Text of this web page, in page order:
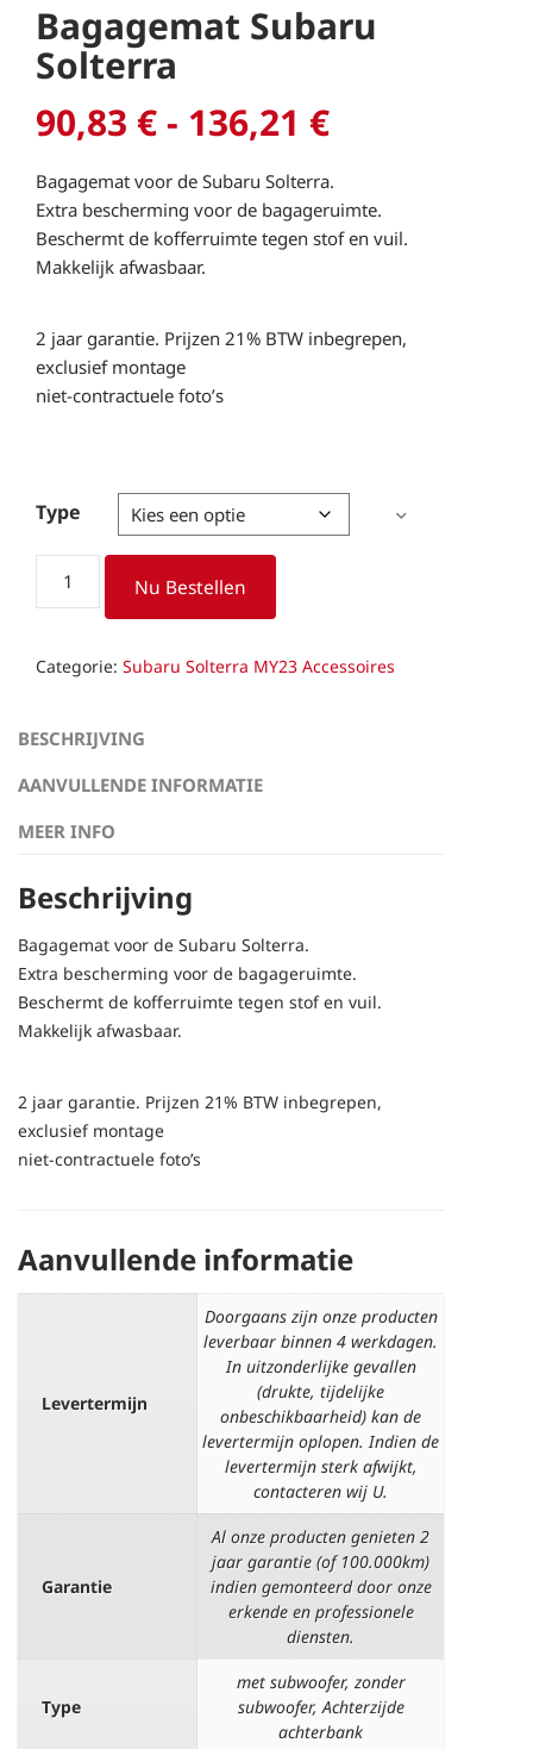
Bagagemat Subaru
Solterra
90,83 €- 136,21 €Prijsklasse:
tot
136,21 €
Bagagemat voor de Subaru Solterra.
Extra bescherming voor de bagageruimte.
Beschermt de kofferruimte tegen stof en vuil.
Makkelijk afwasbaar.
2 jaar garantie. Prijzen 21% BTW inbegrepen,
exclusief montage
niet-contractuele foto’s
Type
Subaru
Nu Bestellen
Categorie: Subaru Solterra MY23 Accessoires
BESCHRIJVING
AANVULLENDE INFORMATIE
MEER INFO
Beschrijving
Bagagemat voor de Subaru Solterra.
Extra bescherming voor de bagageruimte.
Beschermt de kofferruimte tegen stof en vuil.
Makkelijk afwasbaar.
2 jaar garantie. Prijzen 21% BTW inbegrepen,
exclusief montage
niet-contractuele foto’s
Aanvullende informatie
Levertermijn
Doorgaans zijn onze producten
leverbaar binnen 4 werkdagen.
In uitzonderlijke gevallen
(drukte, tijdelijke
onbeschikbaarheid) kan de
levertermijn oplopen. Indien de
levertermijn sterk afwijkt,
contacteren wij U.
Garantie
Al onze producten genieten 2
jaar garantie (of 100.000km)
indien gemonteerd door onze
erkende en professionele
diensten.
Type
met subwoofer, zonder
subwoofer, Achterzijde
achterbank